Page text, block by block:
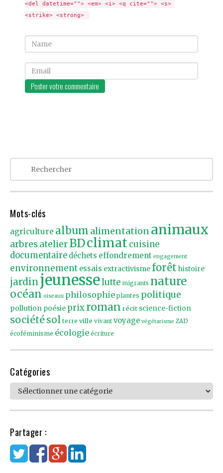
<del datetime=""> <em> <i> <q cite=""> <s>
<strike> <strong>
Name
Email
Mots-clés
agriculture album alimentationanimaux
arbres atelierBDclimatcuisine
documentaire déchets effondrement engagement
environnement essais extractivisme forêthistoire
jardin jeunesselutte migrants nature
océan oiseaux philosophie plantes politique
pollution poésie prixroman récit science-fiction
sociétésol terre ville vivant voyage végétarisme ZAD
écoféminisme écologie écriture
Catégories
Catégories
Partager :